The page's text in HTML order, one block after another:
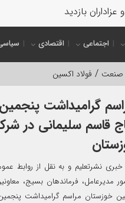
بازدید کرد
اجتماعی اقتصادی
صنعت / فولاد اکسین
گرامیداشت
قاسم سلیمانی در
خبری نشرتعلیم و به نقل از روابط
مدیرعامل، فرماندهان بسیج،
خوزستان مراسم گرامیداشت